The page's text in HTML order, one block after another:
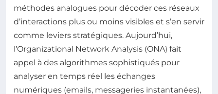
méthodes analogues pour décoder ces réseaux
d’interactions plus ou moins visibles et s’en servir
comme leviers stratégiques. Aujourd’hui,
l’Organizational Network Analysis (ONA) fait
appel à des algorithmes sophistiqués pour
analyser en temps réel les échanges
numériques (emails, messageries instantanées),